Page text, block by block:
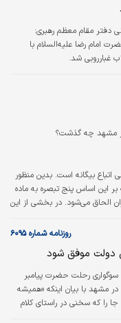
دفتر مقام معظم رهبری:
امام رضا علیه‌السلام با
غبارروبی شد.
مشهد چه گذشت؟
بیگانه است. بدین منظور
این اساس پنج تبصره به ماده
الحاق می‌شود. در بخشی از این
روزنامه شماره ۶۰۹۵
دولت موفق شود
رحلت حضرت پیامبر
با بیان اینکه «همیشه
را که سخنی در راستای کلام